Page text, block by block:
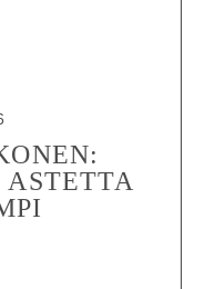
ASTETTA